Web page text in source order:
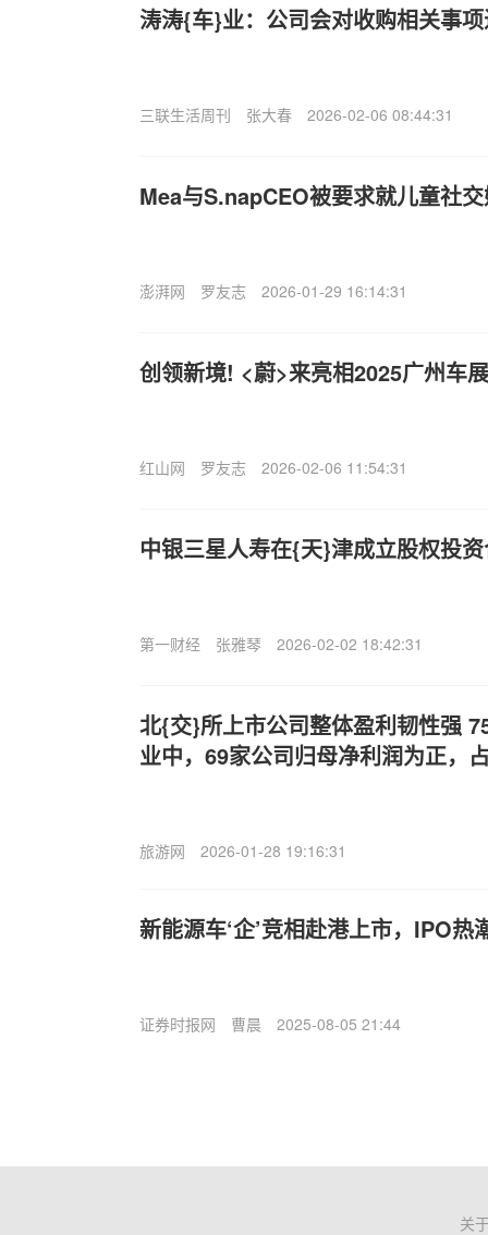
涛涛{车}业：公司会对收购相关事
三联生活周刊 张大春 2026-02-06 08:44:31
Mea与S.napCEO被要求就儿童社
澎湃网 罗友志 2026-01-29 16:14:31
创领新境! <蔚>来亮相2025广州车展
红山网 罗友志 2026-02-06 11:54:31
中银三星人寿在{天}津成立股权投
第一财经 张雅琴 2026-02-02 18:42:31
北{交}所上市公司整体盈利韧性强
业中，69家公司归母净利润为正，
旅游网 2026-01-28 19:16:31
新能源车‘企’竞相赴港上市，IPO热
证券时报网 曹晨 2025-08-05 21:44
关